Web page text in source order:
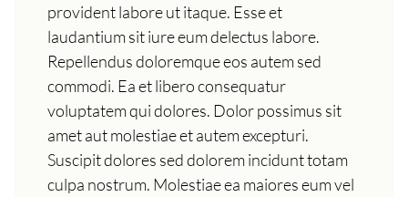
provident labore ut itaque. Esse et
laudantium sit iure eum delectus labore.
Repellendus doloremque eos autem sed
commodi. Ea et libero consequatur
voluptatem qui dolores. Dolor possimus sit
amet aut molestiae et autem excepturi.
Suscipit dolores sed dolorem incidunt totam
culpa nostrum. Molestiae ea maiores eum vel